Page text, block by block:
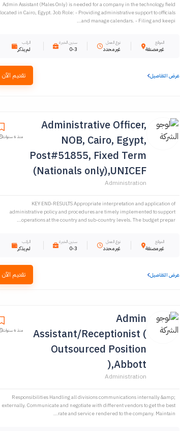
Admin Assistant (Males Only) is needed for a company in the technology field
located in Cairo, Egypt. Job Role: - Providing administrative support to officials
and manage calendars. - Filing and keepi...
الموقع
غير مصنفة
نوع العمل
غير محدد
سنين الخبرة
0-3
الراتب
لم يذكر
عرض التفاصيل تقديم الآن
Administrative Officer,
NOB, Cairo, Egypt,
Post#51855, Fixed Term
(Nationals only),UNICEF
Administration
منذ 6 سنوات
KEY END-RESULTS Appropriate interpretation and application of
administrative policy and procedures are timely implemented to support
operations at the country and sub-country levels. The budget prepar...
الموقع
غير مصنفة
نوع العمل
غير محدد
سنين الخبرة
0-3
الراتب
لم يذكر
عرض التفاصيل تقديم الآن
Admin
Assistant/Receptionist (
Outsourced Position
),Abbott
Administration
منذ 6 سنوات
Responsibilities Handling all divisions communications internally &amp;
externally. Communicate and negotiate with different vendors to get the best
rate and service rendered to the company. Maintain...